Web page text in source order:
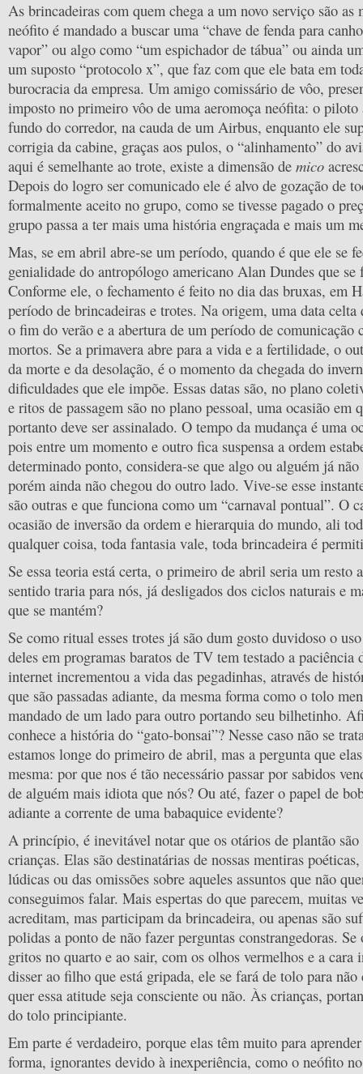
As brincadeiras com quem chega a um novo serviço são as
neófito é mandado a buscar uma “chave de fenda para
vapor” ou algo como “um espichador de tábua” ou ainda
um suposto “protocolo x”, que faz com que ele bata em
burocracia da empresa. Um amigo comissário de vôo,
imposto no primeiro vôo de uma aeromoça neófita: o piloto
fundo do corredor, na cauda de um Airbus, enquanto ele
corrigia da cabine, graças aos pulos, o “alinhamento” do
aqui é semelhante ao trote, existe a dimensão de mico
Depois do logro ser comunicado ele é alvo de gozação de
formalmente aceito no grupo, como se tivesse pagado o
grupo passa a ter mais uma história engraçada e mais um
Mas, se em abril abre-se um período, quando é que ele se
genialidade do antropólogo americano Alan Dundes que se
Conforme ele, o fechamento é feito no dia das bruxas, em
período de brincadeiras e trotes. Na origem, uma data celta
o fim do verão e a abertura de um período de comunicação
mortos. Se a primavera abre para a vida e a fertilidade, o
da morte e da desolação, é o momento da chegada do
dificuldades que ele impõe. Essas datas são, no plano
e ritos de passagem são no plano pessoal, uma ocasião em
portanto deve ser assinalado. O tempo da mudança é uma
pois entre um momento e outro fica suspensa a ordem
determinado ponto, considera-se que algo ou alguém já
porém ainda não chegou do outro lado. Vive-se esse
são outras e que funciona como um “carnaval pontual”. O
ocasião de inversão da ordem e hierarquia do mundo, ali
qualquer coisa, toda fantasia vale, toda brincadeira é
Se essa teoria está certa, o primeiro de abril seria um resto
sentido traria para nós, já desligados dos ciclos naturais e
que se mantém?
Se como ritual esses trotes já são dum gosto duvidoso o
deles em programas baratos de TV tem testado a paciência
internet incrementou a vida das pegadinhas, através de
que são passadas adiante, da mesma forma como o tolo
mandado de um lado para outro portando seu bilhetinho.
conhece a história do “gato-bonsai”? Nesse caso não se
estamos longe do primeiro de abril, mas a pergunta que
mesma: por que nos é tão necessário passar por sabidos
de alguém mais idiota que nós? Ou até, fazer o papel de
adiante a corrente de uma babaquice evidente?
A princípio, é inevitável notar que os otários de plantão são
crianças. Elas são destinatárias de nossas mentiras
lúdicas ou das omissões sobre aqueles assuntos que não
conseguimos falar. Mais espertas do que parecem, muitas
acreditam, mas participam da brincadeira, ou apenas são
polidas a ponto de não fazer perguntas constrangedoras. Se
gritos no quarto e ao sair, com os olhos vermelhos e a cara
disser ao filho que está gripada, ele se fará de tolo para não
quer essa atitude seja consciente ou não. Às crianças,
do tolo principiante.
Em parte é verdadeiro, porque elas têm muito para
forma, ignorantes devido à inexperiência, como o neófito